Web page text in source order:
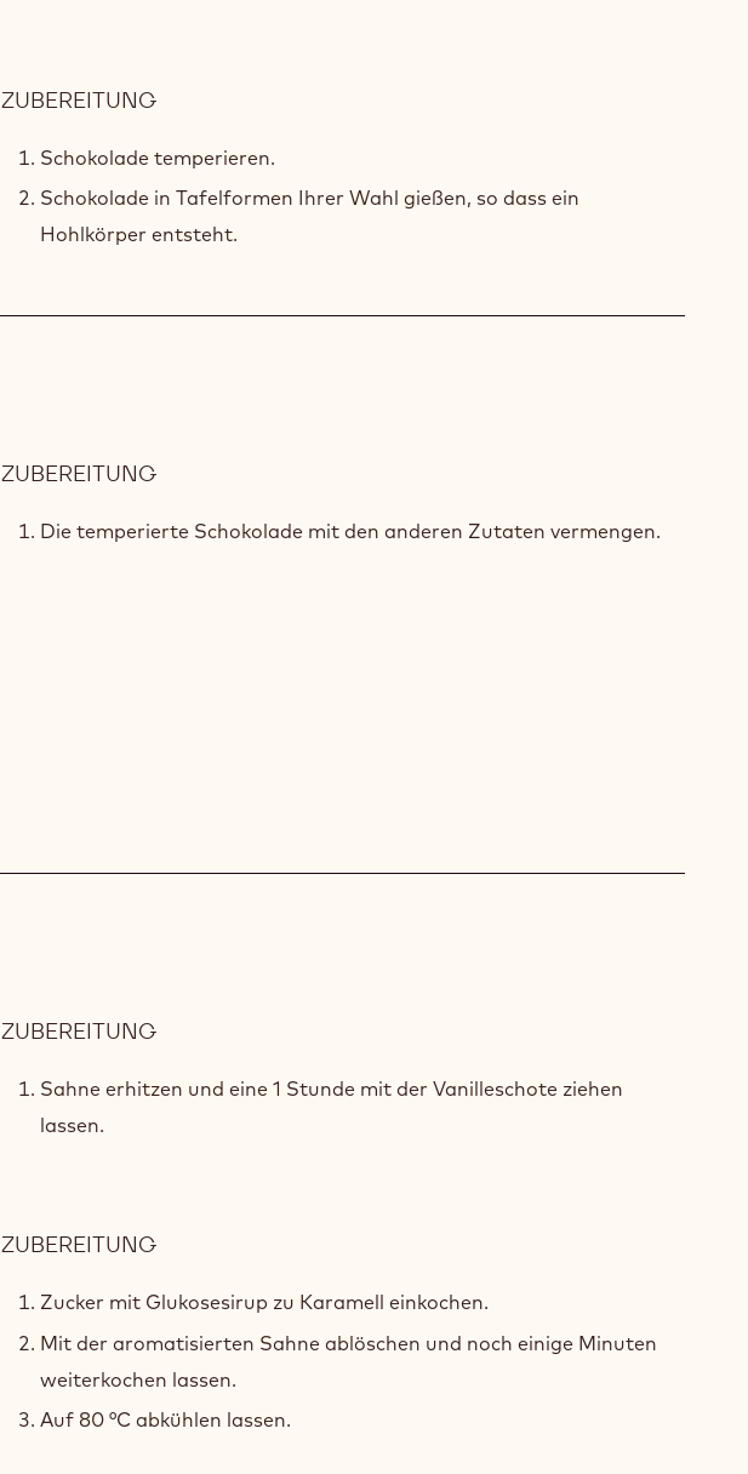
ZUBEREITUNG:
SCHOKOLADENTAFEL
(GEGOSSEN)
Schokolade temperieren.
Schokolade in Tafelformen Ihrer Wahl gießen, so dass ein
Hohlkörper entsteht.
ZUBEREITUNG:
SCHOKOLADENFÜLLUNG
Die temperierte Schokolade mit den anderen Zutaten vermengen.
ZUBEREITUNG:
AUS
Sahne erhitzen und eine 1 Stunde mit der Vanilleschote ziehen
lassen.
ZUBEREITUNG:
AUS
DUNKLER
Zucker mit Glukosesirup zu Karamell einkochen.
Mit der aromatisierten Sahne ablöschen und noch einige Minuten
weiterkochen lassen.
Auf 80 °C abkühlen lassen.